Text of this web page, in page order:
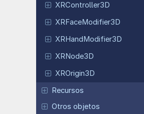
XRController3D
XRFaceModifier3D
XRHandModifier3D
XRNode3D
XROrigin3D
Recursos
Otros objetos